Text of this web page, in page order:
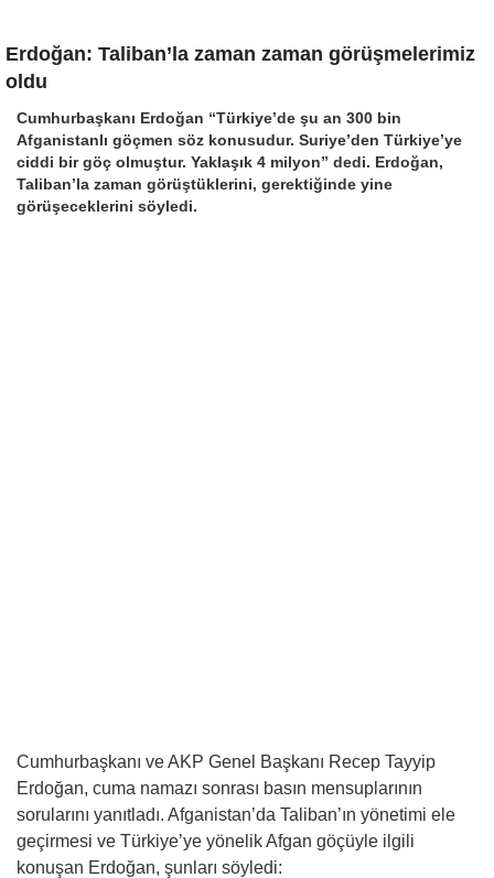
Erdoğan: Taliban’la zaman zaman görüşmelerimiz
oldu
Cumhurbaşkanı Erdoğan “Türkiye’de şu an 300 bin
Afganistanlı göçmen söz konusudur. Suriye’den Türkiye’ye
ciddi bir göç olmuştur. Yaklaşık 4 milyon” dedi. Erdoğan,
Taliban’la zaman görüştüklerini, gerektiğinde yine
görüşeceklerini söyledi.
Cumhurbaşkanı ve AKP Genel Başkanı Recep Tayyip
Erdoğan, cuma namazı sonrası basın mensuplarının
sorularını yanıtladı. Afganistan’da Taliban’ın yönetimi ele
geçirmesi ve Türkiye’ye yönelik Afgan göçüyle ilgili
konuşan Erdoğan, şunları söyledi: